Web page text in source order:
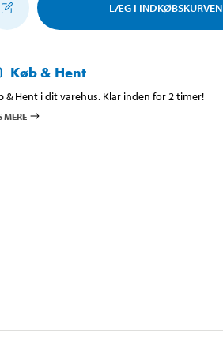
LÆG I INDKØBSKURVEN
Køb & Hent
& Hent i dit varehus. Klar inden for 2 timer!
MERE